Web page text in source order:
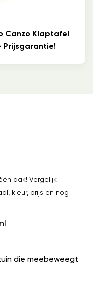
Canzo Klaptafel
Prijsgarantie!
dak! Vergelijk
kleur, prijs en nog
die meebeweegt